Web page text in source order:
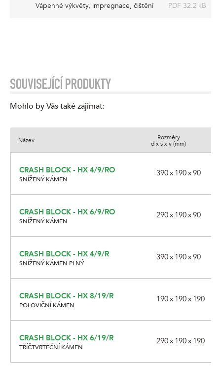
Vápenné výkvěty, impregnace, čištění PDF 32.2 kB
SOUVISEJÍCÍ PRODUKTY
Mohlo by Vás také zajímat:
Název
Rozměry
d x š x v (mm)
CRASH BLOCK - HX 4/9/RO
SNÍŽENÝ KÁMEN
390 x 190 x 90
CRASH BLOCK - HX 6/9/RO
SNÍŽENÝ KÁMEN
290 x 190 x 90
CRASH BLOCK - HX 4/9/R
SNÍŽENÝ KÁMEN PLNÝ
390 x 190 x 90
CRASH BLOCK - HX 8/19/R
POLOVIČNÍ KÁMEN
190 x 190 x 190
CRASH BLOCK - HX 6/19/R
TŘÍČTVRTEČNÍ KÁMEN
290 x 190 x 190